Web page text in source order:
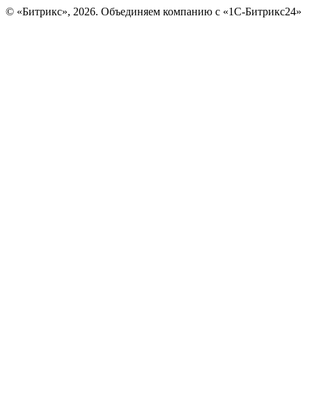
© «Битрикс», 2026. Объединяем компанию с «1С-Битрикс24»